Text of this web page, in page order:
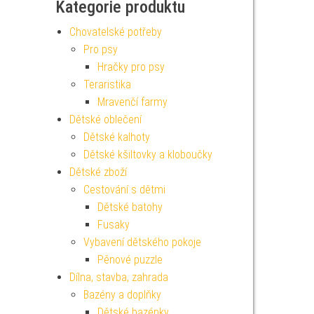
Kategorie produktu
Chovatelské potřeby
Pro psy
Hračky pro psy
Teraristika
Mravenčí farmy
Dětské oblečení
Dětské kalhoty
Dětské kšiltovky a kloboučky
Dětské zboží
Cestování s dětmi
Dětské batohy
Fusaky
Vybavení dětského pokoje
Pěnové puzzle
Dílna, stavba, zahrada
Bazény a doplňky